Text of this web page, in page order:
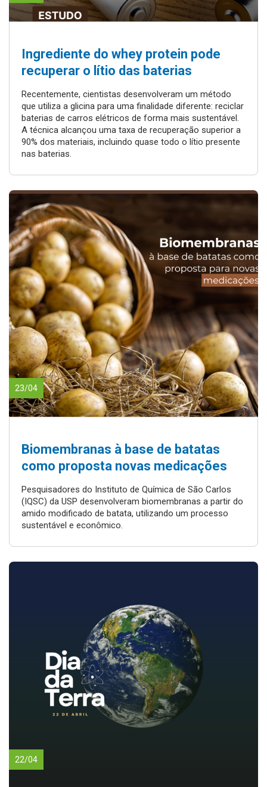
Ingrediente do whey protein pode
recuperar o lítio das baterias
Recentemente, cientistas desenvolveram um método
que utiliza a glicina para uma finalidade diferente: reciclar
baterias de carros elétricos de forma mais sustentável.
A técnica alcançou uma taxa de recuperação superior a
90% dos materiais, incluindo quase todo o lítio presente
nas baterias.
23/04
Biomembranas à base de batatas
como proposta novas medicações
Pesquisadores do Instituto de Química de São Carlos
(IQSC) da USP desenvolveram biomembranas a partir do
amido modificado de batata, utilizando um processo
sustentável e econômico.
22/04